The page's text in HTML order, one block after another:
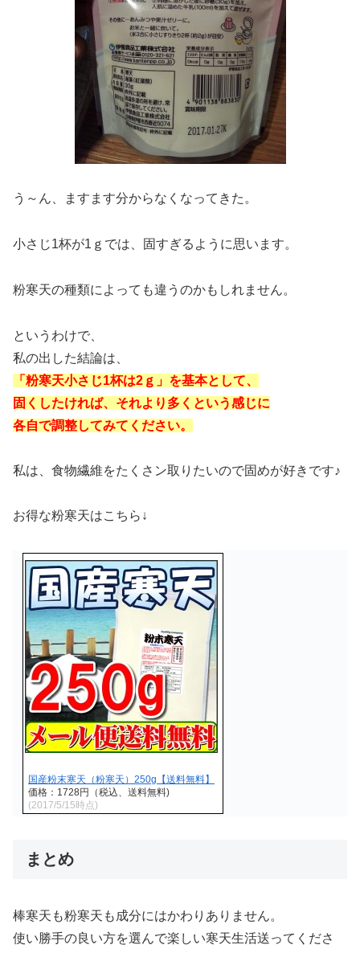
う～ん、ますます分からなくなってきた。
小さじ1杯が1ｇでは、固すぎるように思います。
粉寒天の種類によっても違うのかもしれません。
というわけで、
私の出した結論は、
「粉寒天小さじ1杯は2ｇ」を基本として、
固くしたければ、それより多くという感じに
各自で調整してみてください。
私は、食物繊維をたくさン取りたいので固めが好きです♪
お得な粉寒天はこちら↓
国産粉末寒天（粉寒天）250g【送料無料】
価格：1728円（税込、送料無料)
(2017/5/15時点)
まとめ
棒寒天も粉寒天も成分にはかわりありません。
使い勝手の良い方を選んで楽しい寒天生活送ってくださ